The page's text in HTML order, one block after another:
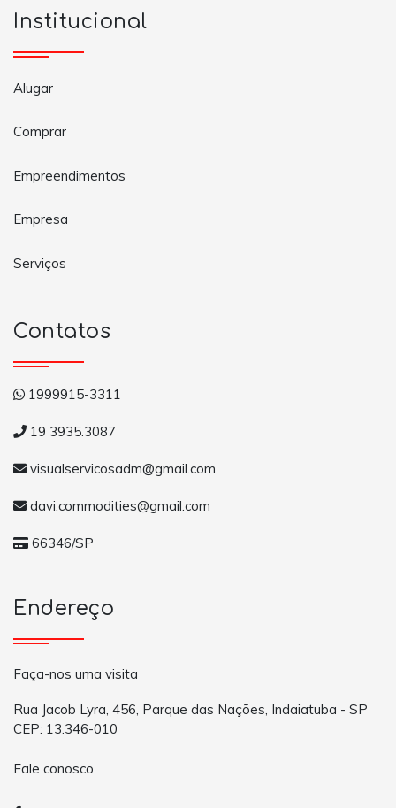
Institucional
Alugar
Comprar
Empreendimentos
Empresa
Serviços
Contatos
1999915-3311
19 3935.3087
visualservicosadm@gmail.com
davi.commodities@gmail.com
66346/SP
Endereço
Faça-nos uma visita
Rua Jacob Lyra, 456, Parque das Nações, Indaiatuba - SP
CEP: 13.346-010
Fale conosco